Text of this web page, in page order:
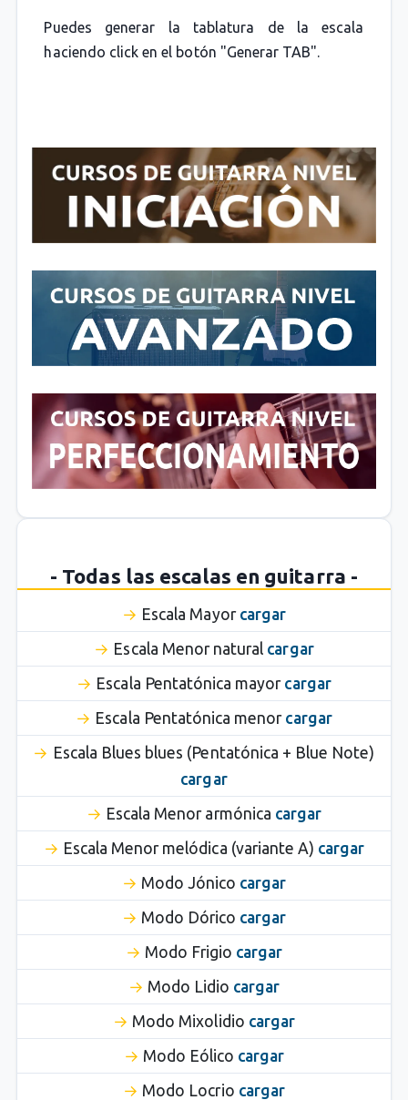
Puedes generar la tablatura de la escala
haciendo click en el botón "Generar TAB".
- Todas las escalas en guitarra -
Escala Mayor cargar
Escala Menor natural cargar
Escala Pentatónica mayor cargar
Escala Pentatónica menor cargar
Escala Blues blues (Pentatónica + Blue Note)
cargar
Escala Menor armónica cargar
Escala Menor melódica (variante A) cargar
Modo Jónico cargar
Modo Dórico cargar
Modo Frigio cargar
Modo Lidio cargar
Modo Mixolidio cargar
Modo Eólico cargar
Modo Locrio cargar